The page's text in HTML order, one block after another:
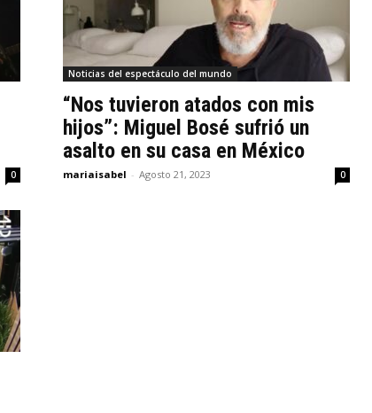
0
Noticias del espectáculo del mundo
“Nos tuvieron atados con mis
hijos”: Miguel Bosé sufrió un
asalto en su casa en México
mariaisabel - Agosto 21, 2023 0